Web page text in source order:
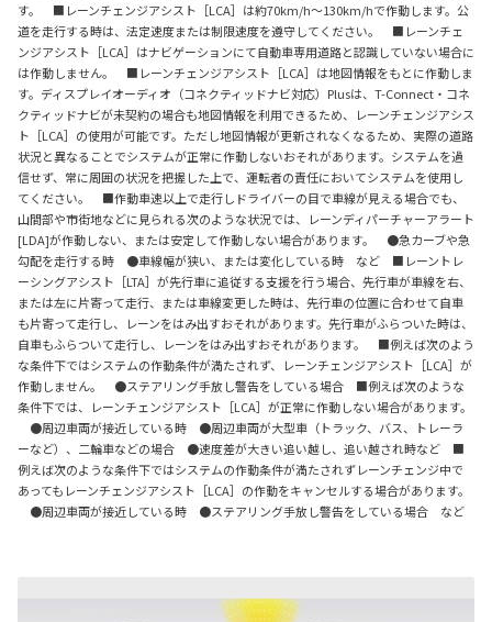
す。 ■レーンチェンジアシスト［LCA］は約70km/h～130km/hで作動します。公
道を走行する時は、法定速度または制限速度を遵守してください。 ■レーンチェ
ンジアシスト［LCA］はナビゲーションにて自動車専用道路と認識していない場合に
は作動しません。 ■レーンチェンジアシスト［LCA］は地図情報をもとに作動しま
す。ディスプレイオーディオ（コネクティッドナビ対応）Plusは、T-Connect・コネ
クティッドナビが未契約の場合も地図情報を利用できるため、レーンチェンジアシス
ト［LCA］の使用が可能です。ただし地図情報が更新されなくなるため、実際の道路
状況と異なることでシステムが正常に作動しないおそれがあります。システムを過
信せず、常に周囲の状況を把握した上で、運転者の責任においてシステムを使用し
てください。 ■作動車速以上で走行しドライバーの目で車線が見える場合でも、
山間部や市街地などに見られる次のような状況では、レーンディパーチャーアラート
[LDA]が作動しない、または安定して作動しない場合があります。 ●急カーブや急
勾配を走行する時 ●車線幅が狭い、または変化している時 など ■レーントレ
ーシングアシスト［LTA］が先行車に追従する支援を行う場合、先行車が車線を右、
または左に片寄って走行、または車線変更した時は、先行車の位置に合わせて自車
も片寄って走行し、レーンをはみ出すおそれがあります。先行車がふらついた時は、
自車もふらついて走行し、レーンをはみ出すおそれがあります。 ■例えば次のよう
な条件下ではシステムの作動条件が満たされず、レーンチェンジアシスト［LCA］が
作動しません。 ●ステアリング手放し警告をしている場合 ■例えば次のような
条件下では、レーンチェンジアシスト［LCA］が正常に作動しない場合があります。
●周辺車両が接近している時 ●周辺車両が大型車（トラック、バス、トレーラ
ーなど）、二輪車などの場合 ●速度差が大きい追い越し、追い越され時など ■
例えば次のような条件下ではシステムの作動条件が満たされずレーンチェンジ中で
あってもレーンチェンジアシスト［LCA］の作動をキャンセルする場合があります。
●周辺車両が接近している時 ●ステアリング手放し警告をしている場合 など